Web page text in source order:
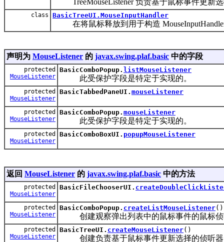
class BasicTreeUI.MouseInputHandler
在将鼠标释放到用于构造
声明为 MouseListener 的 javax.swing.plaf.basic 中的字段
protected
MouseListener
BasicComboPopup. listMouseListener
此受保护字段是特定于实现的。
protected
MouseListener
BasicTabbedPaneUI. mouseListener
protected
MouseListener
BasicComboPopup. mouseListener
此受保护字段是特定于实现的。
protected
MouseListener
BasicComboBoxUI. popupMouseListener
返回 MouseListener 的 javax.swing.plaf.basic 中的方法
protected
MouseListener
BasicFileChooserUI.
protected
MouseListener
BasicComboPopup. createListMouseListener()
创建观察弹出列表中的鼠标事件的鼠标侦
protected
MouseListener
BasicTreeUI. createMouseListener()
创建负责基于鼠标事件更新选择的侦听